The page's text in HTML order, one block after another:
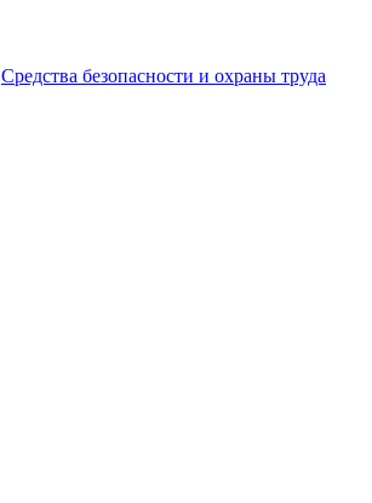
Средства безопасности и охраны труда